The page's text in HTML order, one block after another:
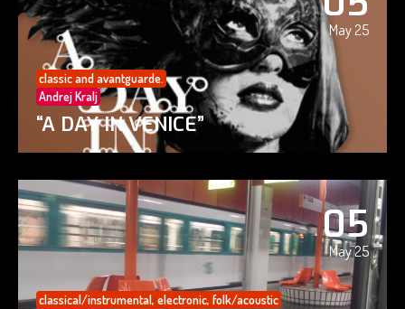
May 25
classic and avantguarde.
Andrej Kralj
“A DAY IN VENICE”
05
May 25
classical/instrumental, electronic, folk/acoustic